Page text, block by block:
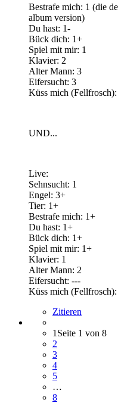
Bestrafe mich: 1 (die
album version)
Du hast: 1-
Bück dich: 1+
Spiel mit mir: 1
Klavier: 2
Alter Mann: 3
Eifersucht: 3
Küss mich (Fellfrosch):
UND...
Live:
Sehnsucht: 1
Engel: 3+
Tier: 1+
Bestrafe mich: 1+
Du hast: 1+
Bück dich: 1+
Spiel mit mir: 1+
Klavier: 1
Alter Mann: 2
Eifersucht: ---
Küss mich
Zitieren
1 Seite 1 von 8
2
3
4
5
…
8